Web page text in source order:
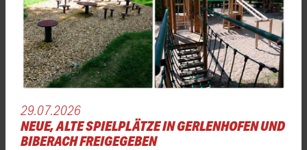
29.07.2026
NEUE, ALTE SPIELPLÄTZE IN GERLENHOFEN UND
BIBERACH FREIGEGEBEN